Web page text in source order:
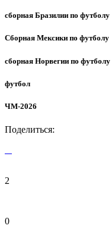
сборная Бразилии по футболу
Сборная Мексики по футболу
сборная Норвегии по футболу
футбол
ЧМ-2026
Поделиться:
2
0